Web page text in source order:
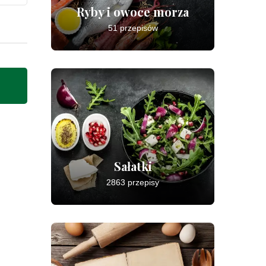
Ryby i owoce morza
51 przepisów
Sałatki
2863 przepisy